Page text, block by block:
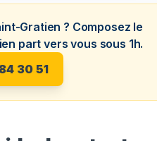
Gratien ? Composez le
part vers vous sous 1h.
30 51